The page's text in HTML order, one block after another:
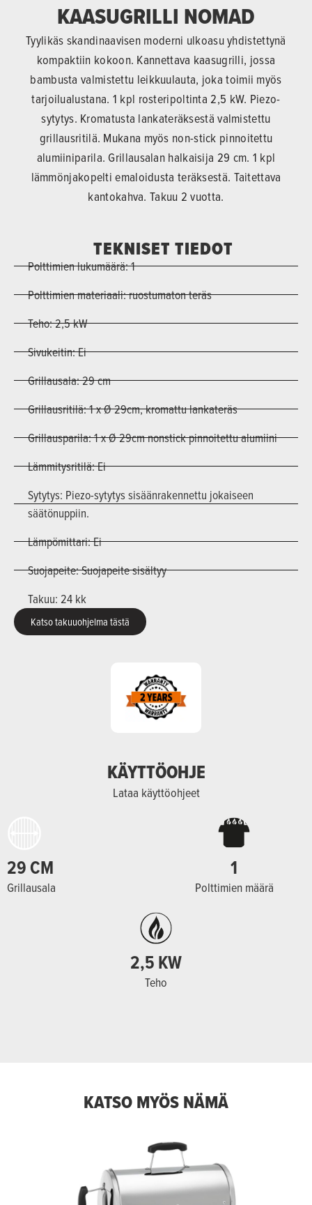
KAASUGRILLI NOMAD
Tyylikäs skandinaavisen moderni ulkoasu yhdistettynä
kompaktiin kokoon. Kannettava kaasugrilli, jossa
bambusta valmistettu leikkuulauta, joka toimii myös
tarjoilualustana. 1 kpl rosteripoltinta 2,5 kW. Piezo-
sytytys. Kromatusta lankateräksestä valmistettu
grillausritilä. Mukana myös non-stick pinnoitettu
alumiiniparila. Grillausalan halkaisija 29 cm. 1 kpl
lämmönjakopelti emaloidusta teräksestä. Taitettava
kantokahva. Takuu 2 vuotta.
TEKNISET TIEDOT
Polttimien lukumäärä: 1
Polttimien materiaali: ruostumaton teräs
Teho: 2,5 kW
Sivukeitin: Ei
Grillausala: 29 cm
Grillausritilä: 1 x Ø 29cm, kromattu lankateräs
Grillausparila: 1 x Ø 29cm nonstick pinnoitettu alumiini
Lämmitysritilä: Ei
Sytytys: Piezo-sytytys sisäänrakennettu jokaiseen
säätönuppiin.
Lämpömittari: Ei
Suojapeite: Suojapeite sisältyy
Takuu: 24 kk
Katso takuuohjelma tästä
KÄYTTÖOHJE
Lataa käyttöohjeet
29 CM
Grillausala
1
Polttimien määrä
2,5 KW
Teho
KATSO MYÖS NÄMÄ